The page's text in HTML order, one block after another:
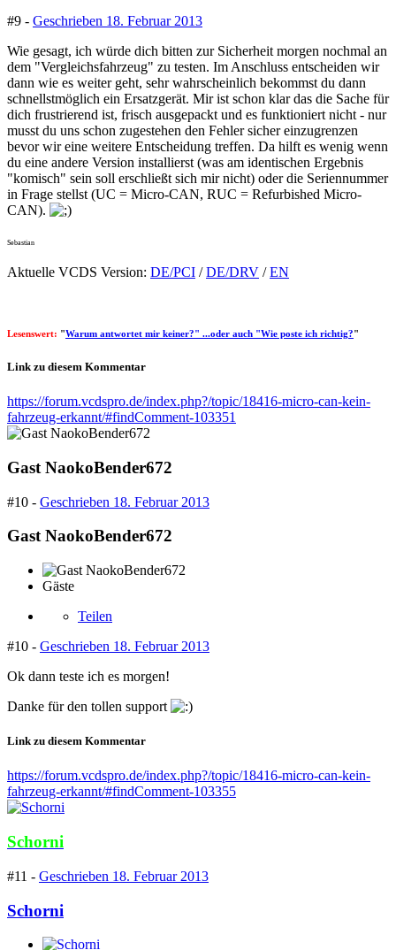
#9 - Geschrieben 18. Februar 2013
Wie gesagt, ich würde dich bitten zur Sicherheit morgen nochmal an
dem "Vergleichsfahrzeug" zu testen. Im Anschluss entscheiden wir
dann wie es weiter geht, sehr wahrscheinlich bekommst du dann
schnellstmöglich ein Ersatzgerät. Mir ist schon klar das die Sache für
dich frustrierend ist, frisch ausgepackt und es funktioniert nicht - nur
musst du uns schon zugestehen den Fehler sicher einzugrenzen
bevor wir eine weitere Entscheidung treffen. Da hilft es wenig wenn
du eine andere Version installierst (was am identischen Ergebnis
"komisch" sein soll erschließt sich mir nicht) oder die Seriennummer
in Frage stellst (UC = Micro-CAN, RUC = Refurbished Micro-
CAN).
Sebastian
Aktuelle VCDS Version: DE/PCI /DE/DRV /EN
Lesenswert: "Warum antwortet mir keiner?" ...oder auch "Wie poste ich richtig?"
Link zu diesem Kommentar
https://forum.vcdspro.de/index.php?/topic/18416-micro-can-kein-
fahrzeug-erkannt/#findComment-103351
Gast NaokoBender672
#10 - Geschrieben 18. Februar 2013
Gast NaokoBender672
Gäste
Teilen
#10 - Geschrieben 18. Februar 2013
Ok dann teste ich es morgen!
Danke für den tollen support
Link zu diesem Kommentar
https://forum.vcdspro.de/index.php?/topic/18416-micro-can-kein-
fahrzeug-erkannt/#findComment-103355
Schorni
#11 - Geschrieben 18. Februar 2013
Schorni